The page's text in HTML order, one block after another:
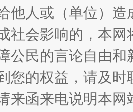
免责幌子
他人或（单位）
社会影响的，本
公民的言论自由
您的权益，请及
来函来电说明本